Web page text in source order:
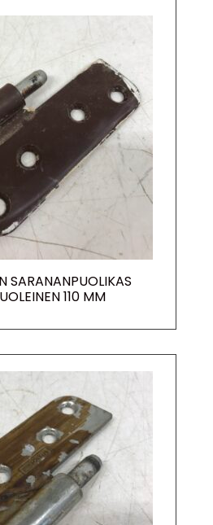
SARANANPUOLIKAS
110 MM